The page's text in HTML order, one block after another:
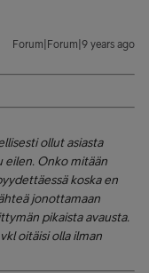
Forum|Forum|9 years ago
ollut asiasta
eilen. Onko mitään
koska en
jonottamaan
pikaista avausta.
oitäisi olla ilman